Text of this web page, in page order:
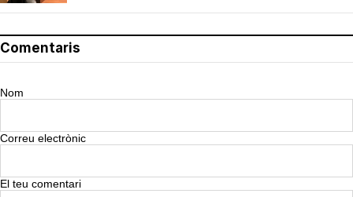
Comentaris
Nom
Correu electrònic
El teu comentari